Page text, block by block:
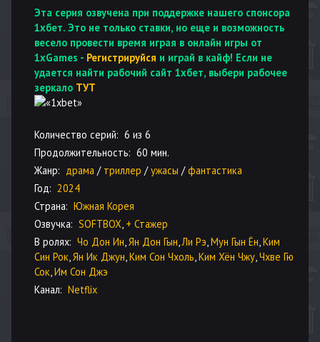
Эта серия озвучена при поддержке нашего спонсора
1хбет. Это не только ставки, но еще и возможность
весело провести время играя в онлайн игры от
1xGames - Регистрируйся и играй в кайф! Если не
удается найти рабочий сайт 1хбет, выбери рабочее
зеркало ТУТ
Количество серий: 6 из 6
Продолжительность: 60 мин.
Жанр: драма / триллер /ужасы /фантастика
Год: 2024
Страна: Южная Корея
Озвучка: SOFTBOX + Стажер
В ролях: Чо Дон Ин Ян Дон Гын Ли Рэ Мун Гын Ён Ким
Син Рок Ян Ик Джун Ким Сон Чхоль Ким Хён Чжу Чхве Гю
Сок Им Сон Джэ
Канал: Netflix